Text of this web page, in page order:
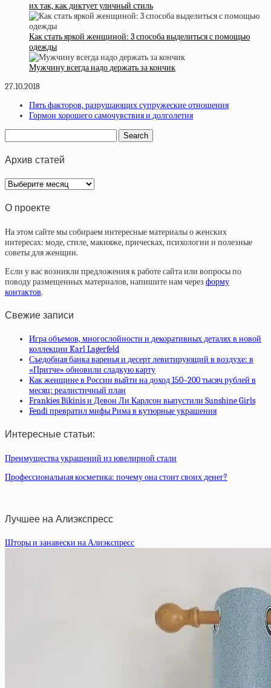
их так, как диктует уличный стиль
Как стать яркой женщиной: 3 способа выделиться с помощью
одежды
Мужчину всегда надо держать за кончик
27.10.2018
Пять факторов, разрушающих супружеские отношения
Гормон хорошего самочувствия и долголетия
Архив статей
Архив
статей
О проекте
На этом сайте мы собираем интересные материалы о женских
интересах: моде, стиле, макияже, прическах, психологии и полезные
советы для женщин.
Если у вас возникли предложения к работе сайта или вопросы по
поводу размещенных материалов, напишите нам через форму
контактов.
Свежие записи
Игра объемов, многослойности и декоративных деталях в новой
коллекции Karl Lagerfeld
Съедобная банка варенья и десерт левитирующий в воздухе: в
«Притче» обновили сладкую карту
Как женщине в России выйти на доход 150–200 тысяч рублей в
месяц: реалистичный план
Frankies Bikinis и Девон Ли Карлсон выпустили Sunshine Girls
Fendi превратил мифы Рима в кутюрные украшения
Интересные статьи:
Преимущества украшений из ювелирной стали
Профессиональная косметика: почему она стоит своих денег?
Лучшее на Алиэкспресс
Шторы и занавески на Алиэкспресс